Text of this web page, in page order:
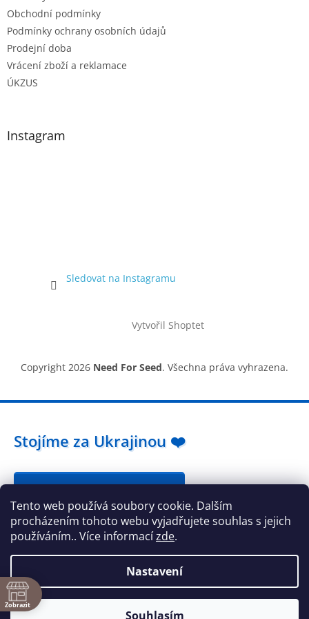
Tento web používá soubory cookie. Dalším
procházením tohoto webu vyjadřujete souhlas s jejich
používáním.. Více informacízde.
Nastavení
Souhlasím
Obchodní podmínky
Podmínky ochrany osobních údajů
Prodejní doba
Vrácení zboží a reklamace
ÚKZUS
Instagram
Sledovat na Instagramu
Vytvořil Shoptet
Copyright 2026 Need For Seed. Všechna práva vyhrazena.
Zobrazit
Stojíme za Ukrajinou ❤️
Jak a čím pomoci »